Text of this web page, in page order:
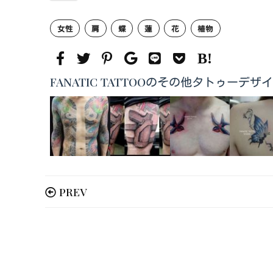
女性 肩 蝶 蓮 花 植物
FANATIC TATTOOのその他タトゥーデザ
PREV